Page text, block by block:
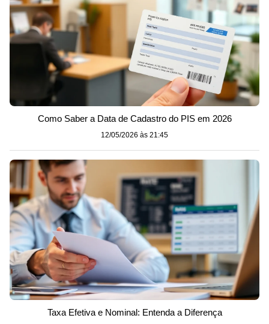
Como Saber a Data de Cadastro do PIS em 2026
12/05/2026 às 21:45
Taxa Efetiva e Nominal: Entenda a Diferença